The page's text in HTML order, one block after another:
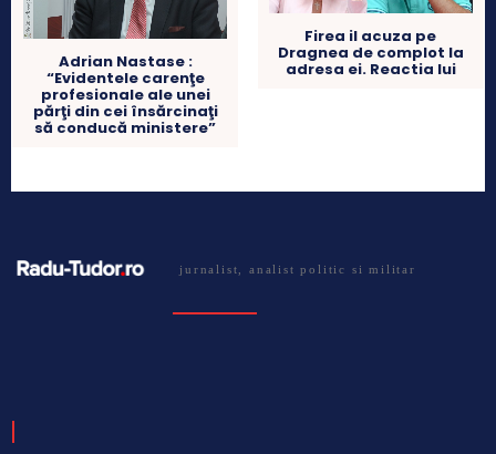
Adrian Nastase :
“Evidentele carenţe
profesionale ale unei
părţi din cei însărcinaţi
să conducă ministere”
Firea il acuza pe
Dragnea de complot la
adresa ei. Reactia lui
jurnalist, analist politic si militar